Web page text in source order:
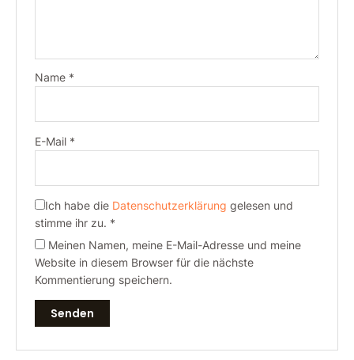
Name *
E-Mail *
Ich habe die Datenschutzerklärung gelesen und
stimme ihr zu. *
Meinen Namen, meine E-Mail-Adresse und meine
Website in diesem Browser für die nächste
Kommentierung speichern.